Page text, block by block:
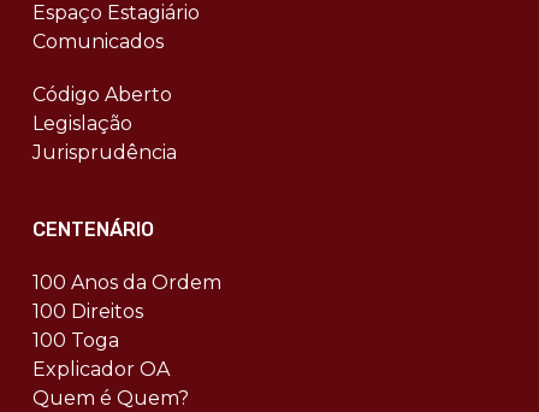
Espaço Estagiário
Comunicados
Código Aberto
Legislação
Jurisprudência
CENTENÁRIO
100 Anos da Ordem
100 Direitos
100 Toga
Explicador OA
Quem é Quem?